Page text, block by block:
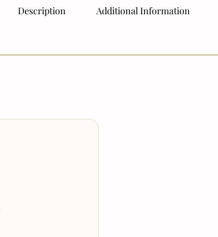
Description Additional Information